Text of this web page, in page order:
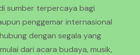
sumber terpercaya bagi
penggemar internasional
dengan segala yang
dari acara budaya, musik,